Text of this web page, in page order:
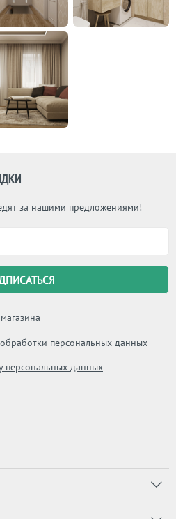
за нашими предложениями!
персональных данных
персональных данных